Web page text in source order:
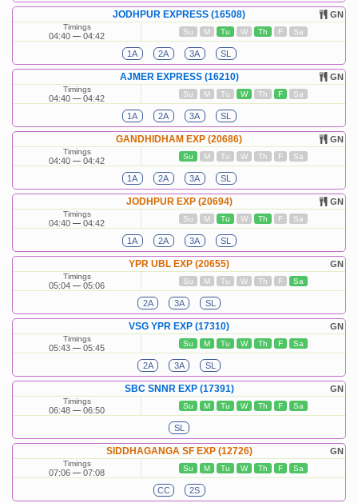
GN
JODHPUR EXPRESS (16508)
Timings
04:40 04:42 Su M Tu W Th F Sa
1A 2A 3A SL
GN
AJMER EXPRESS (16210)
Timings
04:40 04:42 Su M Tu W Th F Sa
1A 2A 3A SL
GN
GANDHIDHAM EXP (20686)
Timings
04:40 04:42 Su M Tu W Th F Sa
1A 2A 3A SL
GN
JODHPUR EXP (20694)
Timings
04:40 04:42 Su M Tu W Th F Sa
1A 2A 3A SL
GN
YPR UBL EXP (20655)
Timings
05:04 05:06 Su M Tu W Th F Sa
2A 3A SL
GN
VSG YPR EXP (17310)
Timings
05:43 05:45 Su M Tu W Th F Sa
2A 3A SL
GN
SBC SNNR EXP (17391)
Timings
06:48 06:50 Su M Tu W Th F Sa
SL
GN
SIDDHAGANGA SF EXP (12726)
Timings
07:06 07:08 Su M Tu W Th F Sa
CC 2S